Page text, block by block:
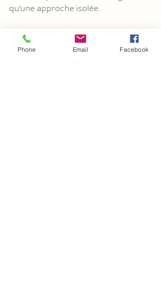
qu’une approche isolée.
Quand le yoga rencontre la santé :
pourquoi la formation et le
Phone Email Facebook